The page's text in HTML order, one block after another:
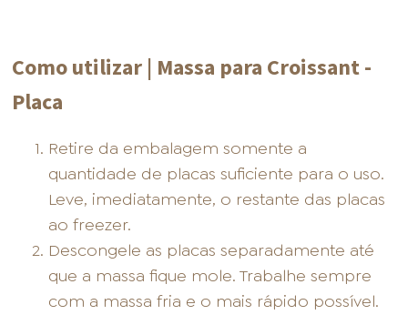
Como utilizar | Massa para Croissant -
Placa
Retire da embalagem somente a
quantidade de placas suficiente para o uso.
Leve, imediatamente, o restante das placas
ao freezer.
Descongele as placas separadamente até
que a massa fique mole. Trabalhe sempre
com a massa fria e o mais rápido possível.